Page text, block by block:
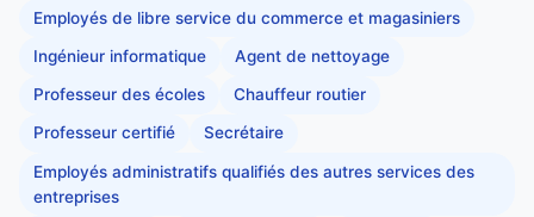
Employés de libre service du commerce et magasiniers
Ingénieur informatique Agent de nettoyage
Professeur des écoles Chauffeur routier
Professeur certifié Secrétaire
Employés administratifs qualifiés des autres services des
entreprises